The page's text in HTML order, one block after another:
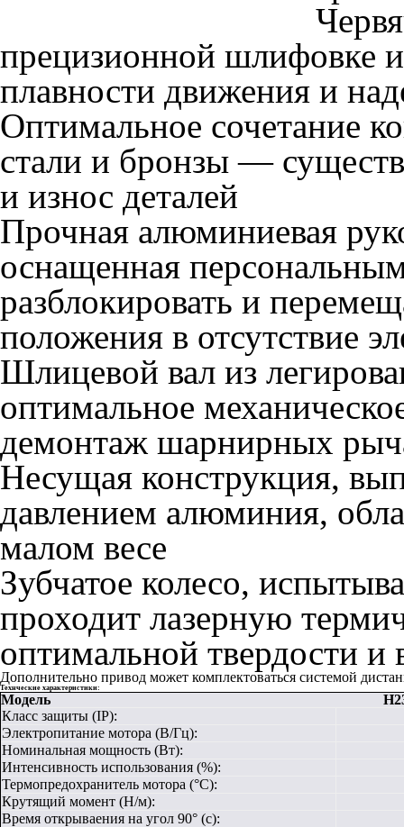
прецизионной шлифовке
плавности движения и
Оптимальное сочетание
стали и бронзы —
и износ деталей
Прочная алюминиевая
оснащенная
разблокировать и
положения в отсутствие
Шлицевой вал из
оптимальное
демонтаж шарнирных
Несущая конструкция,
давлением алюминия,
малом весе
Зубчатое колесо,
проходит лазерную
оптимальной твердости и
Дополнительно привод может комплектоваться системой
Технческие характеристики:
Модель
Класс защиты (IP):
Электропитание мотора (В/Гц):
Номинальная мощность (Вт):
Интенсивность использования (%):
Термопредохранитель мотора (°С):
Крутящий момент (Н/м):
Время открываения на угол 90° (с):